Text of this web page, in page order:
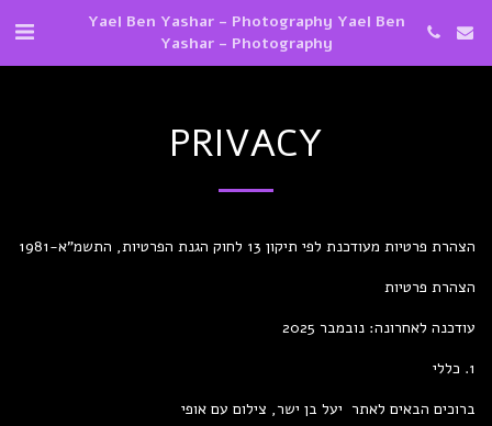
Yael Ben Yashar - Photography Yael Ben
Yashar - Photography
PRIVACY
הצהרת פרטיות מעודכנת לפי תיקון 13 לחוק הגנת הפרטיות, התשמ"א-1981
הצהרת פרטיות
עודכנה לאחרונה: נובמבר 2025
1. כללי
ברוכים הבאים לאתר יעל בן ישר, צילום עם אופי